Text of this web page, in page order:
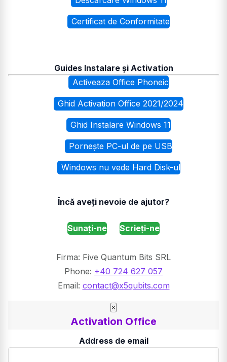
Certificat de Conformitate
Guides Instalare și Activation
Activeaza Office Phoneic
Ghid Activation Office 2021/2024
Ghid Instalare Windows 11
Pornește PC-ul de pe USB
Windows nu vede Hard Disk-ul
Încă aveți nevoie de ajutor?
Sunați-ne Scrieți-ne
Firma: Five Quantum Bits SRL
Phone: +40 724 627 057
Email: contact@x5qubits.com
×
Activation Office
Address de email